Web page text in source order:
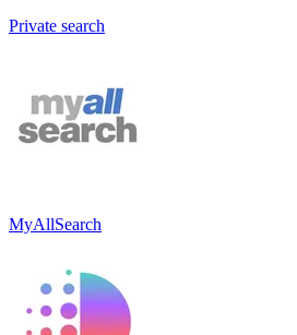
Private search
MyAllSearch